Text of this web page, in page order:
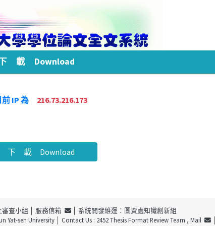
載 Download
前 IP 為 216.73.216.173
載 Download
審查小組 │ 服務信箱
│ 系統開發維運：圖資處知識創新組
Yat-sen University│ Contact Us : 2452 Thesis Format Review Team , Mail